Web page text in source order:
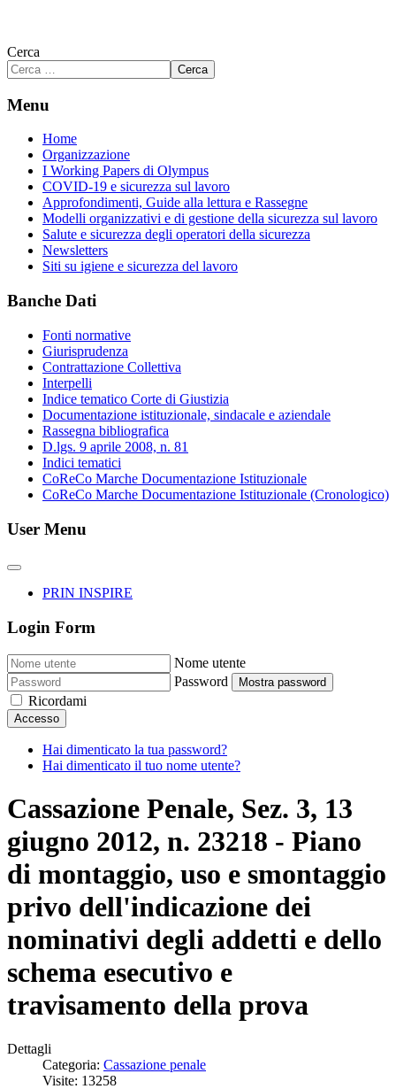
Cerca
Cerca
Menu
Home
Organizzazione
I Working Papers di Olympus
COVID-19 e sicurezza sul lavoro
Approfondimenti, Guide alla lettura e Rassegne
Modelli organizzativi e di gestione della sicurezza sul lavoro
Salute e sicurezza degli operatori della sicurezza
Newsletters
Siti su igiene e sicurezza del lavoro
Banche Dati
Fonti normative
Giurisprudenza
Contrattazione Collettiva
Interpelli
Indice tematico Corte di Giustizia
Documentazione istituzionale, sindacale e aziendale
Rassegna bibliografica
D.lgs. 9 aprile 2008, n. 81
Indici tematici
CoReCo Marche Documentazione Istituzionale
CoReCo Marche Documentazione Istituzionale (Cronologico)
User Menu
PRIN INSPIRE
Login Form
Nome utente
Password
Mostra password
Ricordami
Accesso
Hai dimenticato la tua password?
Hai dimenticato il tuo nome utente?
Cassazione Penale, Sez. 3, 13
giugno 2012, n. 23218 - Piano
di montaggio, uso e smontaggio
privo dell'indicazione dei
nominativi degli addetti e dello
schema esecutivo e
travisamento della prova
Dettagli
Categoria: Cassazione penale
Visite: 13258